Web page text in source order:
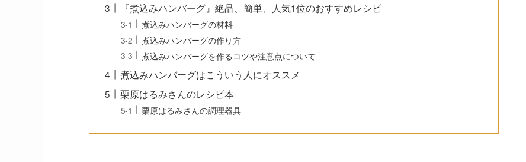
『煮込みハンバーグ』絶品、簡単、人気1位のおすすめレシピ
煮込みハンバーグの材料
煮込みハンバーグの作り方
煮込みハンバーグを作るコツや注意点について
煮込みハンバーグはこういう人にオススメ
栗原はるみさんのレシピ本
栗原はるみさんの調理器具